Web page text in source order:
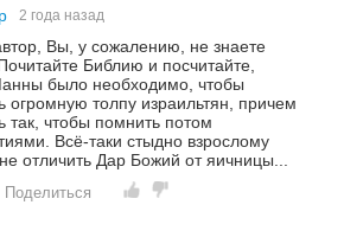
2 года назад
Вы, у сожалению, не знаете
Библию и посчитайте,
было необходимо, чтобы
огромную толпу израильтян, причем
так, чтобы помнить потом
Всё-таки стыдно взрослому
отличить Дар Божий от яичницы...
Поделиться